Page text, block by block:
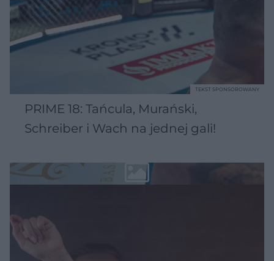
PRIME 18: Tańcula, Murański,
Schreiber i Wach na jednej gali!
TEKST SPONSOROWANY